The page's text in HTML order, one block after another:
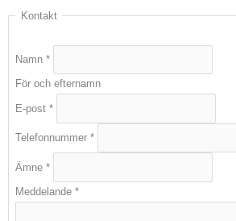
Kontakt
Namn*
För och efternamn
E-post*
Telefonnummer*
Ämne*
Meddelande*